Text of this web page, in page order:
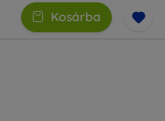
Kosárba